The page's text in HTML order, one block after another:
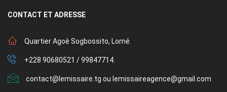
CONTACT ET ADRESSE
Quartier Agoè Sogbossito, Lomé.
+228 90680521 / 99847714.
contact@lemissaire.tg ou lemissaireagence@gmail.com